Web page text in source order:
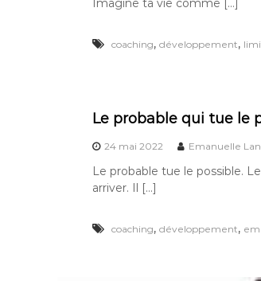
Imagine ta vie comme […]
coaching, développement,
Le probable qui tue le
24 mai 2022 Emanuelle
Le probable tue le possible.
arriver. Il […]
coaching, développement,